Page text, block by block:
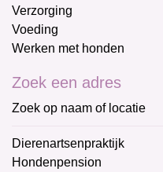
Verzorging
Voeding
Werken met honden
Zoek een adres
Zoek op naam of locatie
Dierenartsenpraktijk
Hondenpension